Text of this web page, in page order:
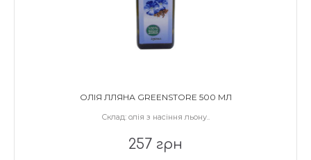
ОЛІЯ ЛЛЯНА GREENSTORE 500 МЛ
Склад: олія з насіння льону..
257 грн